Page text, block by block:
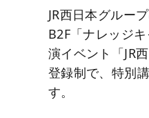
JR西日本グルー
B2F「ナレッジ
演イベント「JR
登録制で、特別
す。